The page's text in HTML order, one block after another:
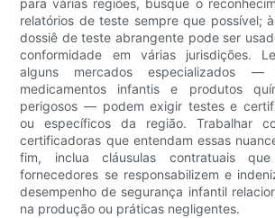
para várias regiões, busque o
relatórios de teste sempre que possível;
dossiê de teste abrangente pode ser
conformidade em várias jurisdições.
alguns mercados especializados —
medicamentos infantis e produtos
perigosos — podem exigir testes e
ou específicos da região. Trabalhar
certificadoras que entendam essas
fim, inclua cláusulas contratuais
fornecedores se responsabilizem e
desempenho de segurança infantil
na produção ou práticas negligentes.